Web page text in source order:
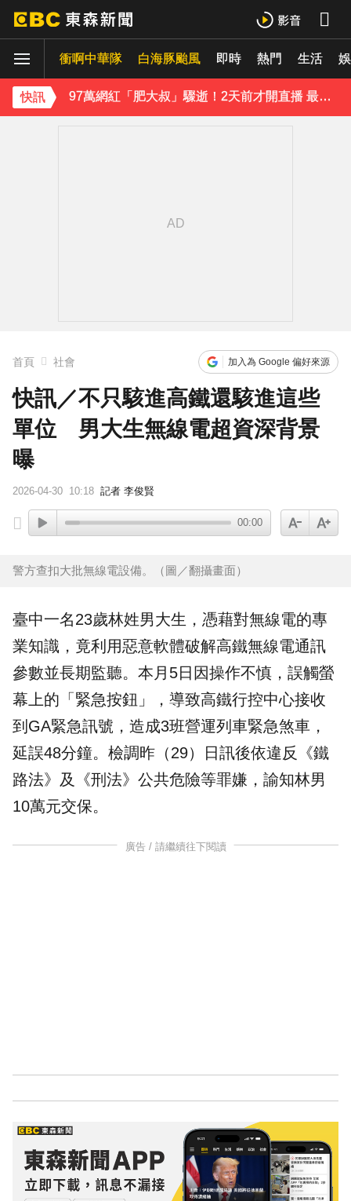
衝啊中華隊 白海豚颱風 即時 熱門 生活
快訊
97萬網紅「肥大叔」驟逝！2天前才開直播 最後身影曝光粉鼻酸
金牌員工轉投李多慧！剪輯師突暴紅狂接20業配 Joeman 認：我也會想離職
首頁 社會 加入為 Google 偏好來源
快訊／不只駭進高鐵還駭進這些
單位 男大生無線電超資深背景
曝
2026-04-30 10:18 記者 李俊賢
00:00
警方查扣大批無線電設備。（圖／翻攝畫面）
臺中一名23歲林姓男大生，憑藉對無線電的專
業知識，竟利用惡意軟體破解高鐵無線電通訊
參數並長期監聽。本月5日因操作不慎，誤觸螢
幕上的「緊急按鈕」，導致高鐵行控中心接收
到GA緊急訊號，造成3班營運列車緊急煞車，
延誤48分鐘。檢調昨（29）日訊後依違反《鐵
路法》及《刑法》公共危險等罪嫌，諭知林男
10萬元交保。
廣告 / 請繼續往下閱讀